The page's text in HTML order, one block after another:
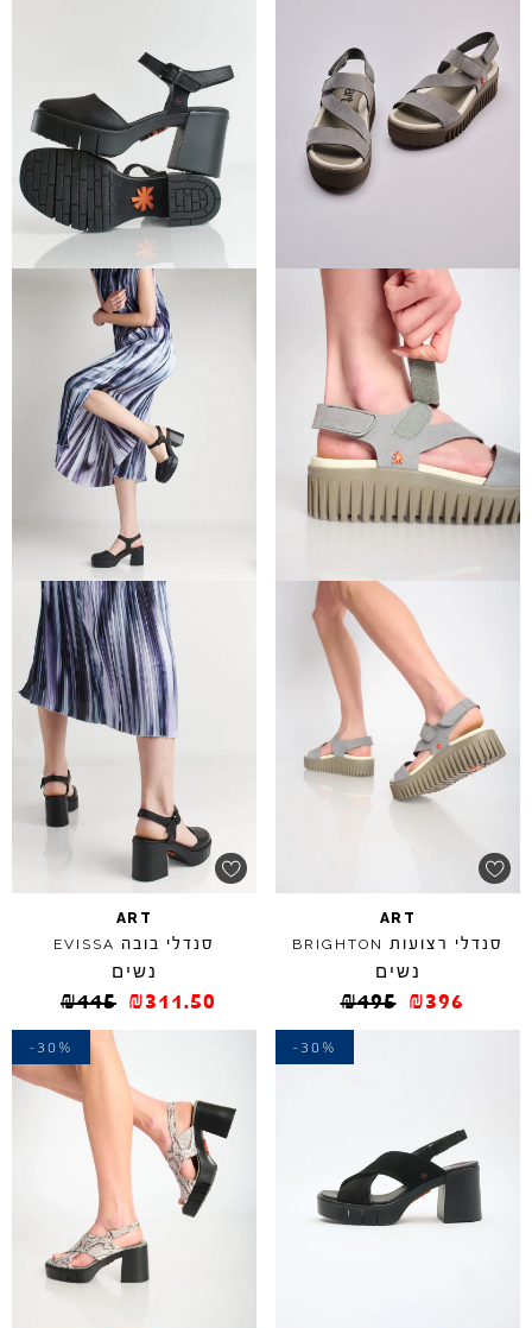
ART
סנדלי רצועות BRIGHTON
נשים
₪495 ₪396
ART
סנדלי בובה EVISSA
נשים
₪445 ₪311.50
-30%
-30%